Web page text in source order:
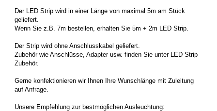
Der LED Strip wird in einer Länge von maximal 5m am Stück
geliefert.
Wenn Sie z.B. 7m bestellen, erhalten Sie 5m + 2m LED Strip.
Der Strip wird ohne Anschlusskabel geliefert.
Zubehör wie Anschlüsse, Adapter usw. finden Sie unter LED Strip
Zubehör.
Gerne konfektionieren wir Ihnen Ihre Wunschlänge mit Zuleitung
auf Anfrage.
Unsere Empfehlung zur bestmöglichen Ausleuchtung: